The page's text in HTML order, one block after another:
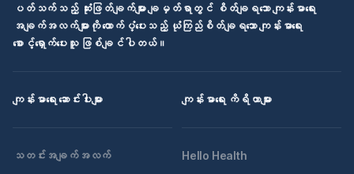
ပတ်သက်သည့် ဆုံးဖြတ်ချက်များ ချမှတ်ရာတွင် စိတ်ချရသော ကျန်းမာရေး
အချက်အလက်များကို ထောက်ပံ့ပေးသည့် ယုံကြည်စိတ်ချရသော ကျန်းမာရေး
စောင့်ရှောက်ပေးသူ ဖြစ်ချင်ပါတယ်။
ကျန်းမာရေး ဆောင်းပါးများ ကျန်းမာရေး ကိရိယာများ
သတင်းအချက်အလက်
Hello Health